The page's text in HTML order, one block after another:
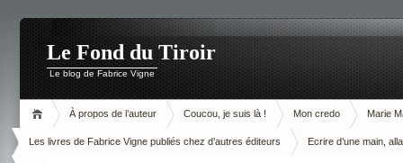
Le Fond du Tiroir
Le blog de Fabrice Vigne
À propos de l’auteur Coucou, je suis là ! Mon credo Marie
Les livres de Fabrice Vigne publiés chez d’autres éditeurs Ecrire d’une main,